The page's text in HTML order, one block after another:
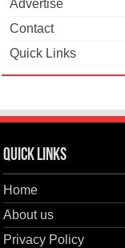
Advertise
Contact
Quick Links
Quick Links
Home
About us
Privacy Policy